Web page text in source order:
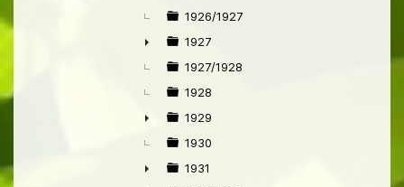
1926/1927
►
1927
1927/1928
1928
►
1929
1930
1931